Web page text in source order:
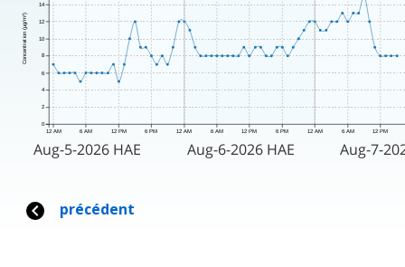
12 AM 6 AM 12 PM 6 PM 12 AM 6 AM 12 PM 6 PM 12 AM 6 AM 12 PM
Concentration (μg/m³)
0
2
4
6
8
10
12
14
Aug-5-2026 HAE Aug-6-2026 HAE Aug-7-
précédent